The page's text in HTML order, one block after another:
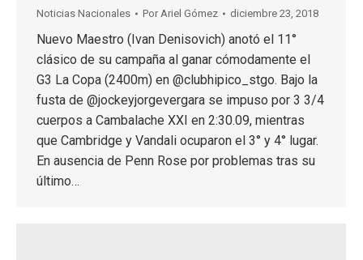
Noticias Nacionales Por Ariel Gómez diciembre 23, 2018
Nuevo Maestro (Ivan Denisovich) anotó el 11°
clásico de su campaña al ganar cómodamente el
G3 La Copa (2400m) en @clubhipico_stgo. Bajo la
fusta de @jockeyjorgevergara se impuso por 3 3/4
cuerpos a Cambalache XXI en 2:30.09, mientras
que Cambridge y Vandali ocuparon el 3° y 4° lugar.
En ausencia de Penn Rose por problemas tras su
último…